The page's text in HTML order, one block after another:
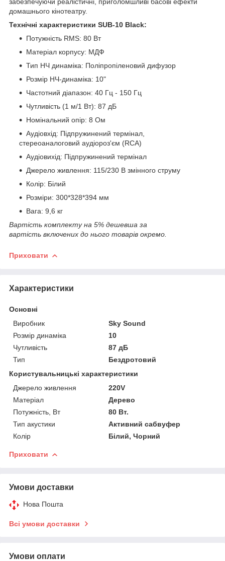
домашнього кінотеатру.
Технічні характеристики SUB-10 Black:
Потужність RMS: 80 Вт
Матеріал корпусу: МДФ
Тип НЧ динаміка: Поліпропіленовий дифузор
Розмір НЧ-динаміка: 10"
Частотний діапазон: 40 Гц - 150 Гц
Чутливість (1 м/1 Вт): 87 дБ
Номінальний опір: 8 Ом
Аудіовхід: Підпружинений термінал,
стереоаналоговий аудіороз'єм (RCA)
Аудіовихід: Підпружинений термінал
Джерело живлення: 115/230 В змінного струму
Колір: Білий
Розміри: 300*328*394 мм
Вага: 9,6 кг
Вартість комплекту на 5% дешевша за
вартість включених до нього товарів окремо.
Приховати
Характеристики
Основні
Виробник
Sky Sound
Розмір динаміка
10
Чутливість
87 дБ
Тип
Бездротовий
Користувальницькі характеристики
Джерело живлення
220V
Матеріал
Дерево
Потужність, Вт
80 Вт.
Тип акустики
Активний сабвуфер
Колір
Білий, Чорний
Приховати
Умови доставки
Нова Пошта
Всі умови доставки
Умови оплати